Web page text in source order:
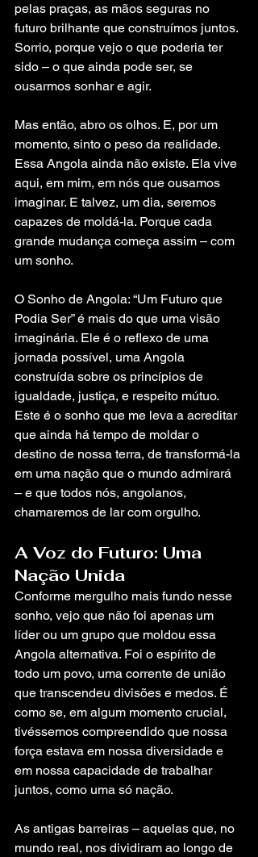
pelas praças, as mãos seguras no
futuro brilhante que construímos juntos.
Sorrio, porque vejo o que poderia ter
sido – o que ainda pode ser, se
ousarmos sonhar e agir.
Mas então, abro os olhos. E, por um
momento, sinto o peso da realidade.
Essa Angola ainda não existe. Ela vive
aqui, em mim, em nós que ousamos
imaginar. E talvez, um dia, seremos
capazes de moldá-la. Porque cada
grande mudança começa assim – com
um sonho.
O Sonho de Angola: “Um Futuro que
Podia Ser” é mais do que uma visão
imaginária. Ele é o reflexo de uma
jornada possível, uma Angola
construída sobre os princípios de
igualdade, justiça, e respeito mútuo.
Este é o sonho que me leva a acreditar
que ainda há tempo de moldar o
destino de nossa terra, de transformá-la
em uma nação que o mundo admirará
– e que todos nós, angolanos,
chamaremos de lar com orgulho.
A Voz do Futuro: Uma
Nação Unida
Conforme mergulho mais fundo nesse
sonho, vejo que não foi apenas um
líder ou um grupo que moldou essa
Angola alternativa. Foi o espírito de
todo um povo, uma corrente de união
que transcendeu divisões e medos. É
como se, em algum momento crucial,
tivéssemos compreendido que nossa
força estava em nossa diversidade e
em nossa capacidade de trabalhar
juntos, como uma só nação.
As antigas barreiras – aquelas que, no
mundo real, nos dividiram ao longo de